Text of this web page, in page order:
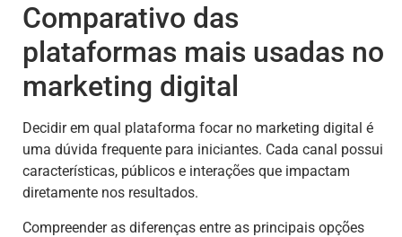
Comparativo das
plataformas mais usadas no
marketing digital
Decidir em qual plataforma focar no marketing digital é
uma dúvida frequente para iniciantes. Cada canal possui
características, públicos e interações que impactam
diretamente nos resultados.
Compreender as diferenças entre as principais opções